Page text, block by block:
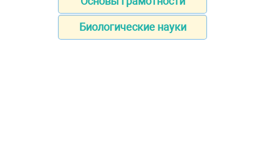
Биологические науки